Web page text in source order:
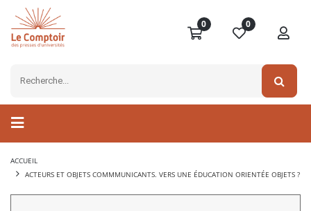
0 0
ACCUEIL
ACTEURS ET OBJETS COMMMUNICANTS. VERS UNE ÉDUCATION ORIENTÉE OBJETS ?